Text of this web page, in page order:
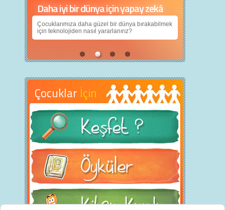
Daha iyi bir dünya için yapay zekâ
Çocuklarımıza daha güzel bir dünya bırakabilmek
için teknolojiden nasıl yararlanırız?
Çocuklar İçin